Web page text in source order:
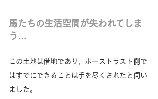
馬たちの生活空間が失われてしま
う…
この土地は借地であり、ホーストラスト側で
はすでにできることは手を尽くされたと伺い
ました。